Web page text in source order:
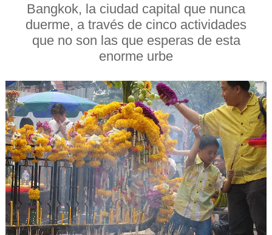
Bangkok, la ciudad capital que nunca
duerme, a través de cinco actividades
que no son las que esperas de esta
enorme urbe